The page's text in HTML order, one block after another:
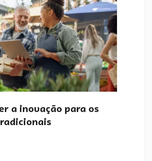
a inovação para os